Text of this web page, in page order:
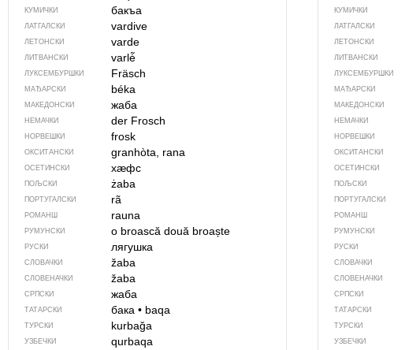
КУМИЧКИ бакъа
ЛАТГАЛСКИ vardive
ЛЕТОНСКИ varde
ЛИТВАНСКИ varlė̃
ЛУКСЕМБУРШКИ Fräsch
МАЂАРСКИ béka
МАКЕДОНСКИ жаба
НЕМАЧКИ der Frosch
НОРВЕШКИ frosk
ОКСИТАНСКИ granhòta, rana
ОСЕТИНСКИ хӕфс
ПОЉСКИ żaba
ПОРТУГАЛСКИ rã
РОМАНШ rauna
РУМУНСКИ o broască două broaște
РУСКИ лягушка
СЛОВАЧКИ žaba
СЛОВЕНАЧКИ žaba
СРПСКИ жаба
ТАТАРСКИ бака • baqa
ТУРСКИ kurbağa
УЗБЕЧКИ qurbaqa
КУМИЧКИ
ЛАТГАЛСКИ
ЛЕТОНСКИ
ЛИТВАНСКИ
ЛУКСЕМБУРШКИ
МАЂАРСКИ
МАКЕДОНСКИ
НЕМАЧКИ
НОРВЕШКИ
ОКСИТАНСКИ
ОСЕТИНСКИ
ПОЉСКИ
ПОРТУГАЛСКИ
РОМАНШ
РУМУНСКИ
РУСКИ
СЛОВАЧКИ
СЛОВЕНАЧКИ
СРПСКИ
ТАТАРСКИ
ТУРСКИ
УЗБЕЧКИ